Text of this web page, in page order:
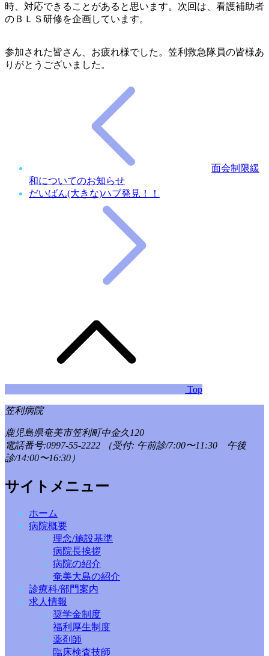
時、対応できることがあると思います。次回は、看護補助者
のＢＬＳ研修を企画しています。
参加された皆さん、お疲れ様でした。笠利救急隊員の皆様あ
りがとうございました。
面会制限緩
和についてのお知らせ
だいばん(大きな)ハブ発見！！
Top
笠利病院
鹿児島県奄美市笠利町中金久120
電話番号:0997-55-2222
（受付: 午前診/7:00〜11:30 午後
診/14:00〜16:30）
サイトメニュー
ホーム
病院概要
理念/施設基準
病院長挨拶
病院の紹介
奄美大島の紹介
診療科/部門案内
求人情報
奨学金制度
福利厚生制度
薬剤師
臨床検査技師